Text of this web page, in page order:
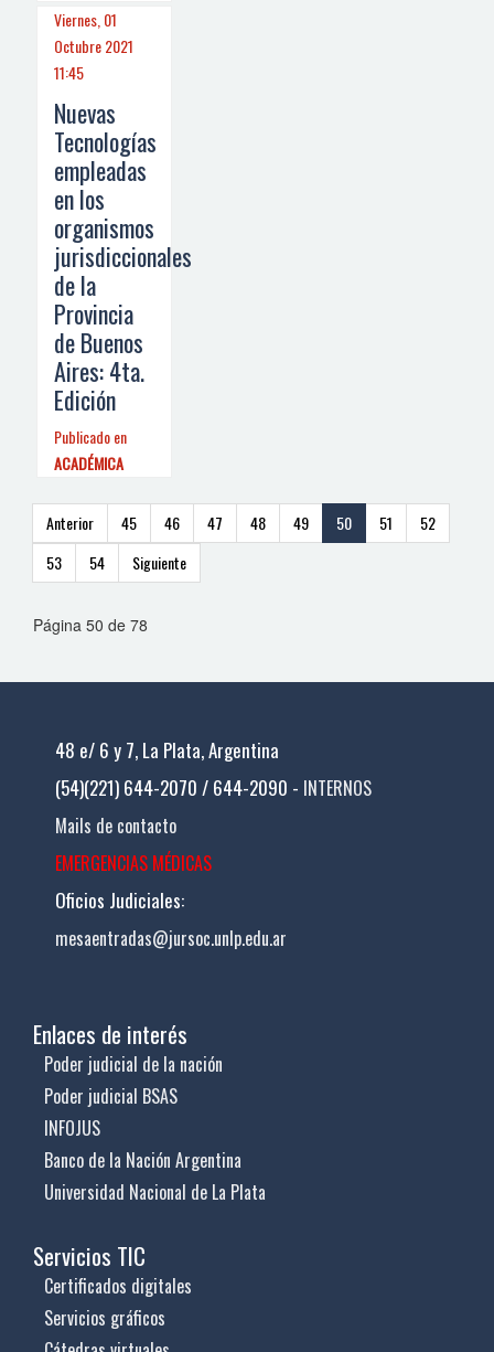
Viernes, 01
Octubre 2021
11:45
Nuevas
Tecnologías
empleadas
en los
organismos
jurisdiccionales
de la
Provincia
de Buenos
Aires: 4ta.
Edición
Publicado en
ACADÉMICA
Anterior 45 46 47 48 49 50 51
52
53
54 Siguiente
Página 50 de 78
48 e/ 6 y 7, La Plata, Argentina
(54)(221) 644-2070 / 644-2090 - INTERNOS
Mails de contacto
EMERGENCIAS MÉDICAS
Oficios Judiciales:
mesaentradas@jursoc.unlp.edu.ar
Enlaces de interés
Poder judicial de la nación
Poder judicial BSAS
INFOJUS
Banco de la Nación Argentina
Universidad Nacional de La Plata
Servicios TIC
Certificados digitales
Servicios gráficos